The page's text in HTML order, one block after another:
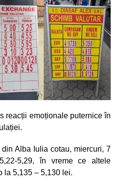
reacții emoționale puternice în
Alba Iulia cotau, miercuri, 7
5,29, în vreme ce altele
la 5,135 – 5,130 lei.